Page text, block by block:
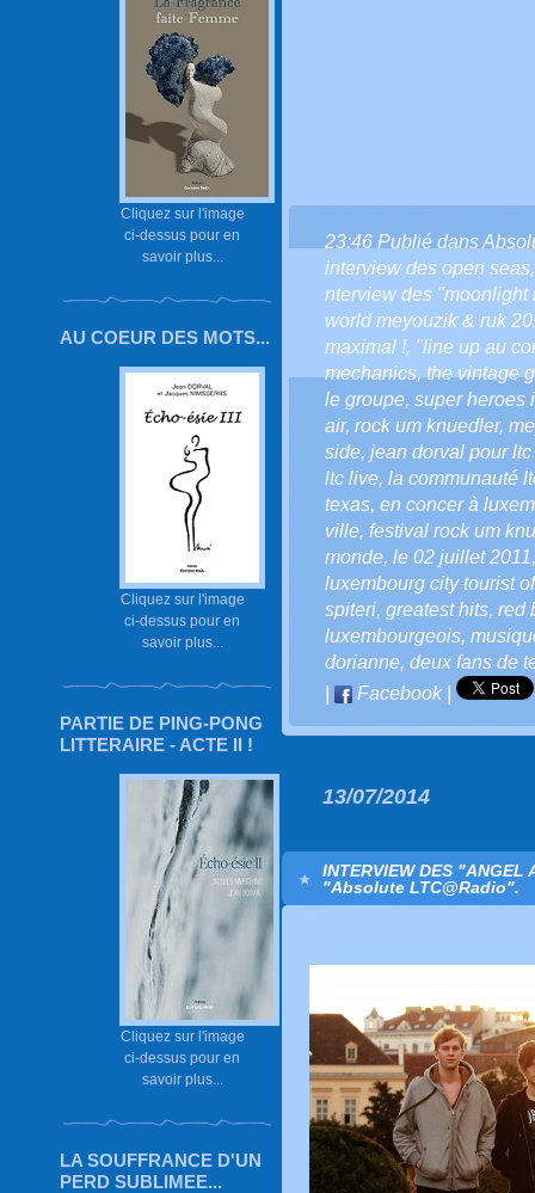
Cliquez sur l'image
ci-dessus pour en
savoir plus...
AU COEUR DES MOTS...
Cliquez sur l'image
ci-dessus pour en
savoir plus...
PARTIE DE PING-PONG
LITTERAIRE - ACTE II !
Cliquez sur l'image
ci-dessus pour en
savoir plus...
LA SOUFFRANCE D'UN
PERD SUBLIMEE...
23:46 Publié dans
interview des open seas
nterview des "moonlight
world meyouzik & ruk
maximal !, "line up au
mechanics,the vintage
le groupe, super heroes
air, rock um knuedler,
side, jean dorval pour
ltc live, la communauté
texas, en concer à
ville, festival rock um
monde, le 02 juillet 2011
luxembourg city tourist
spiteri, greatest hits, red
luxembourgeois,
dorianne, deux fans de
Facebook|
13/07/2014
INTERVIEW DES "ANGEL
"Absolute LTC@Radio".